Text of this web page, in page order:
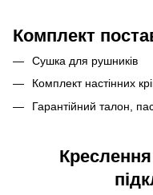
Комплект
Сушка для рушників
Комплект настінних
Гарантійний талон,